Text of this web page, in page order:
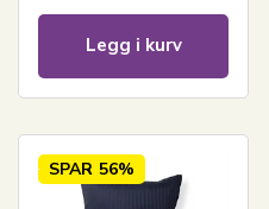
Legg i kurv
SPAR 56%